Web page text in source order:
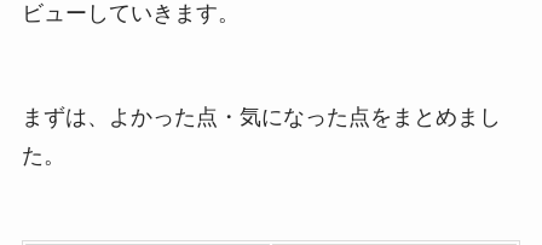
ビューしていきます。
まずは、よかった点・気になった点をまとめまし
た。